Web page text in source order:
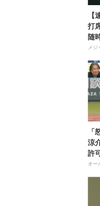
打
随
メジ
「
涼
許
神
オー